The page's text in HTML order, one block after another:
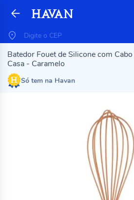
Batedor Fouet de Silicone com
Casa - Caramelo
Só tem na Havan